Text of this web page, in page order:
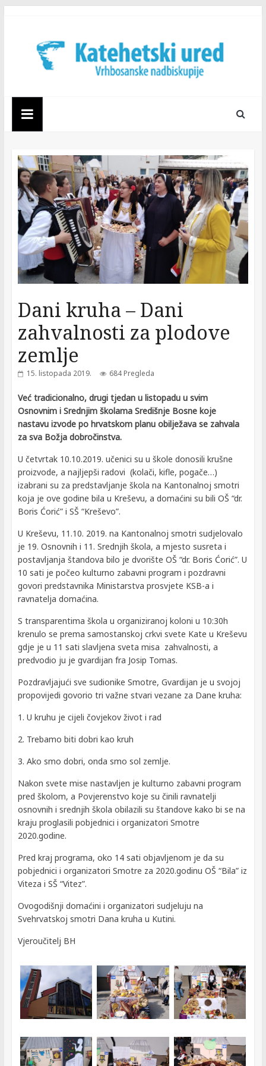
Katehetski
ured
Vrhbosanske
nadbiskupije
Dani kruha – Dani
zahvalnosti za plodove
zemlje
15. listopada 2019. 684 Pregleda
Već tradicionalno, drugi tjedan u listopadu u svim
Osnovnim i Srednjim školama Središnje Bosne koje
nastavu izvode po hrvatskom planu obilježava se zahvala
za sva Božja dobročinstva.
U četvrtak 10.10.2019. učenici su u škole donosili krušne
proizvode, a najljepši radovi (kolači, kifle, pogače…)
izabrani su za predstavljanje škola na Kantonalnoj smotri
koja je ove godine bila u Kreševu, a domaćini su bili OŠ “dr.
Boris Ćorić” i SŠ “Kreševo”.
U Kreševu, 11.10. 2019. na Kantonalnoj smotri sudjelovalo
je 19. Osnovnih i 11. Srednjih škola, a mjesto susreta i
postavljanja štandova bilo je dvorište OŠ “dr. Boris Ćorić”. U
10 sati je počeo kulturno zabavni program i pozdravni
govori predstavnika Ministarstva prosvjete KSB-a i
ravnatelja domaćina.
S transparentima škola u organiziranoj koloni u 10:30h
krenulo se prema samostanskoj crkvi svete Kate u Kreševu
gdje je u 11 sati slavljena sveta misa zahvalnosti, a
predvodio ju je gvardijan fra Josip Tomas.
Pozdravljajući sve sudionike Smotre, Gvardijan je u svojoj
propovijedi govorio tri važne stvari vezane za Dane kruha:
1. U kruhu je cijeli čovjekov život i rad
2. Trebamo biti dobri kao kruh
3. Ako smo dobri, onda smo sol zemlje.
Nakon svete mise nastavljen je kulturno zabavni program
pred školom, a Povjerenstvo koje su činili ravnatelji
osnovnih i srednjih škola obilazili su štandove kako bi se na
kraju proglasili pobjednici i organizatori Smotre
2020.godine.
Pred kraj programa, oko 14 sati objavljenom je da su
pobjednici i organizatori Smotre za 2020.godinu OŠ “Bila” iz
Viteza i SŠ “Vitez”.
Ovogodišnji domaćini i organizatori sudjeluju na
Svehrvatskoj smotri Dana kruha u Kutini.
Vjeroučitelj BH